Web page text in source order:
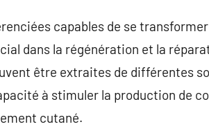
capables de se
dans la régénération et la
être extraites de différentes
à stimuler la production de
cutané.